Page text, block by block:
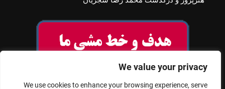
We value your privacy
We use cookies to enhance your browsing experience, serve